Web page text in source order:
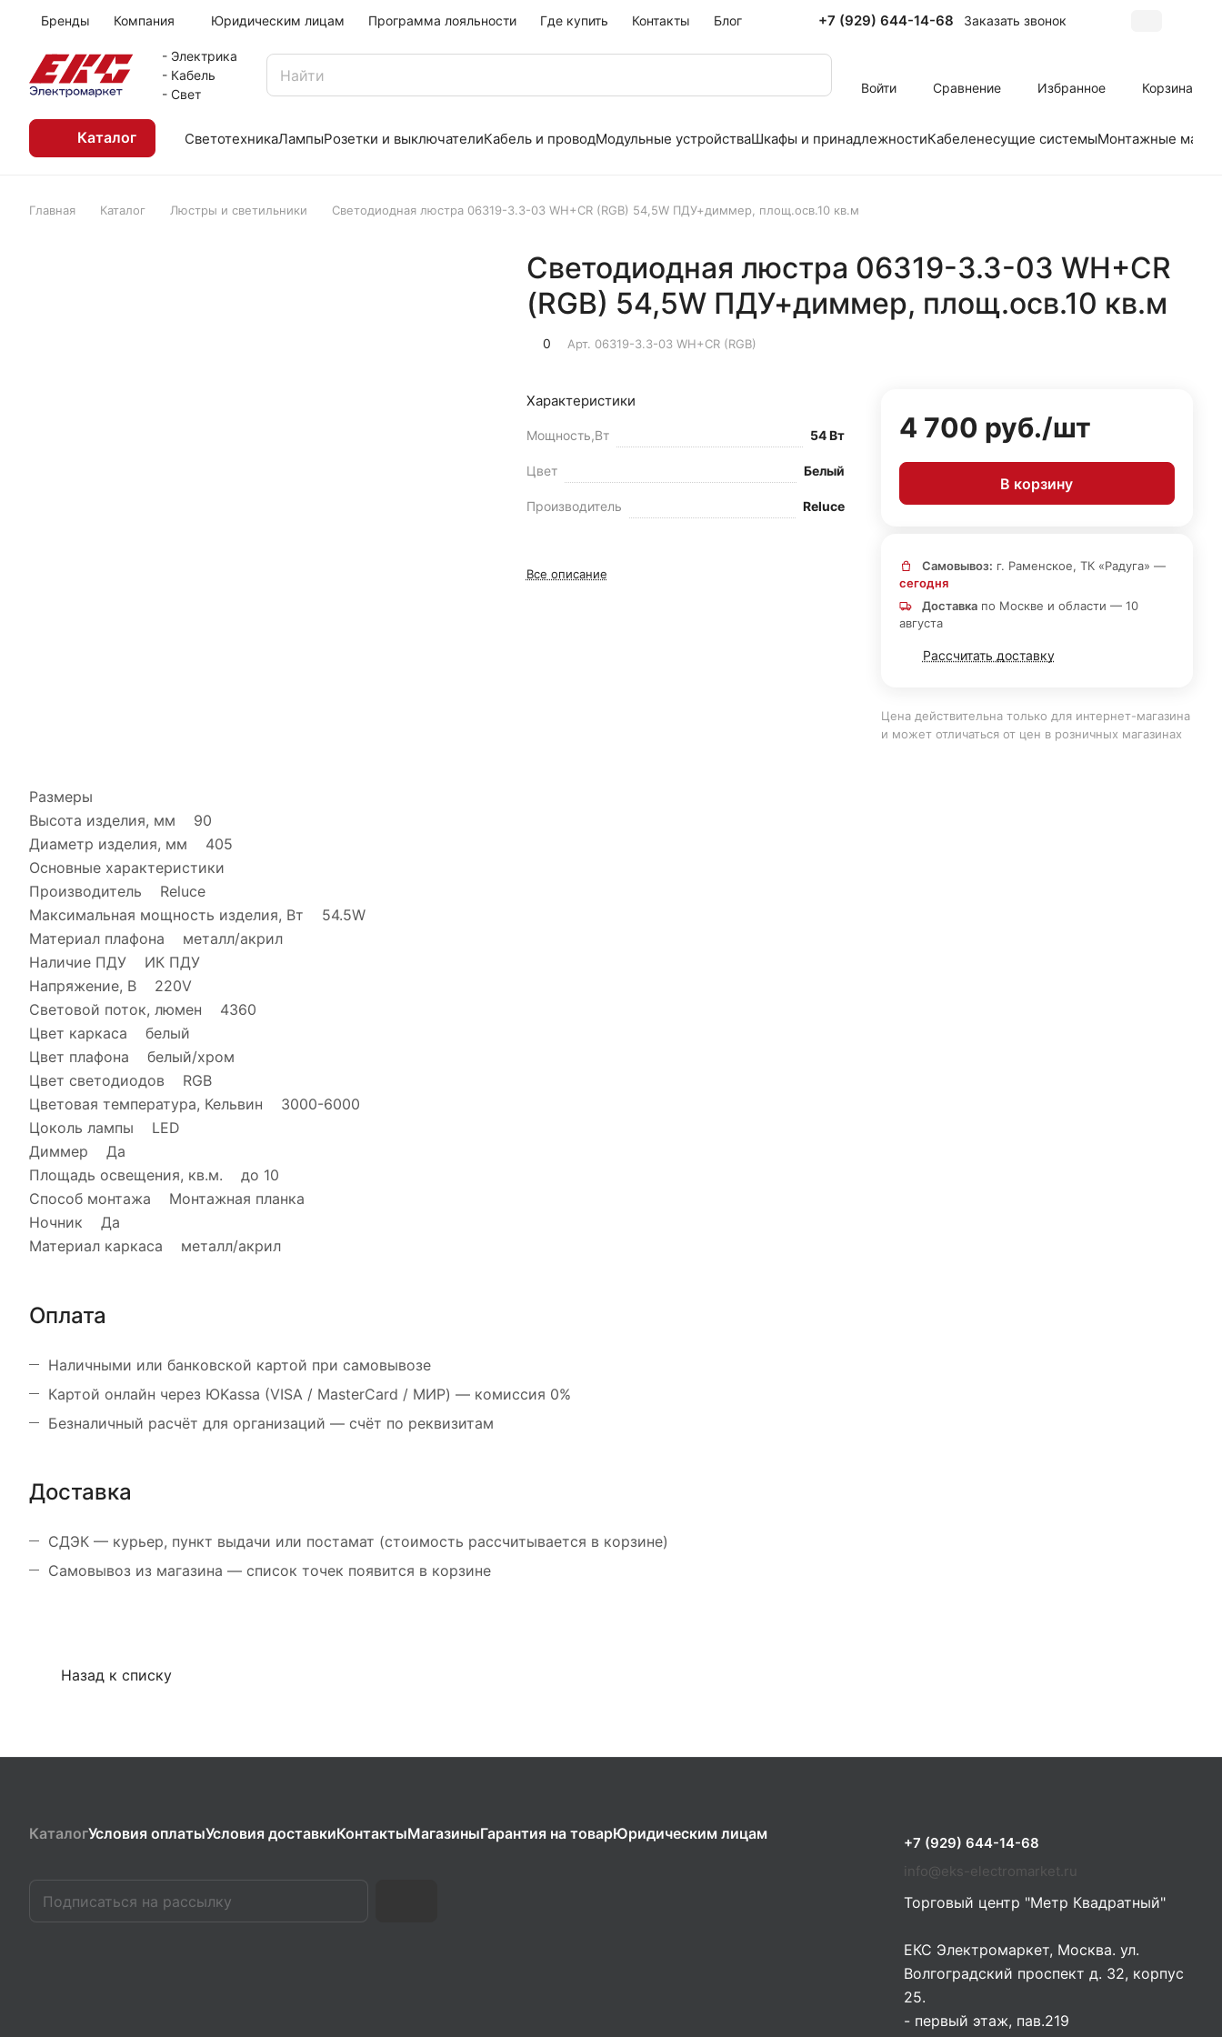
Бренды Компания Юридическим лицам Программа лояльности Где купить Контакты Блог +7 (929) 644-14-68 Заказать звонок
- Электрика
- Кабель
- Свет
Войти Сравнение Избранное Корзина
Каталог СветотехникаЛампыРозетки и выключателиКабель и проводМодульные устройстваШкафы и принадлежностиКабеленесущие системыМонтажные
Главная Каталог Люстры и светильники Светодиодная люстра 06319-3.3-03 WH+CR (RGB) 54,5W ПДУ+диммер, площ.осв.10 кв.м
Светодиодная люстра 06319-3.3-03 WH+CR
(RGB) 54,5W ПДУ+диммер, площ.осв.10 кв.м
0 Арт. 06319-3.3-03 WH+CR (RGB)
Характеристики
Мощность,Вт 54 Вт
Цвет Белый
Производитель Reluce
Все описание
4 700 руб./шт
В корзину
Самовывоз: г. Раменское, ТК «Радуга» —
сегодня
Доставкапо Москве и области — 10
августа
Рассчитать доставку
Цена действительна только для интернет-магазина
и может отличаться от цен в розничных магазинах
Размеры
Высота изделия, мм 90
Диаметр изделия, мм 405
Основные характеристики
Производитель Reluce
Максимальная мощность изделия, Вт 54.5W
Материал плафона металл/акрил
Наличие ПДУ ИК ПДУ
Напряжение, В 220V
Световой поток, люмен 4360
Цвет каркаса белый
Цвет плафона белый/хром
Цвет светодиодов RGB
Цветовая температура, Кельвин 3000-6000
Цоколь лампы LED
Диммер Да
Площадь освещения, кв.м. до 10
Способ монтажа Монтажная планка
Ночник Да
Материал каркаса металл/акрил
Оплата
Наличными или банковской картой при самовывозе
Картой онлайн через ЮKassa (VISA / MasterCard / МИР) — комиссия 0%
Безналичный расчёт для организаций — счёт по реквизитам
Доставка
СДЭК — курьер, пункт выдачи или постамат (стоимость рассчитывается в корзине)
Самовывоз из магазина — список точек появится в корзине
Назад к списку
КаталогУсловия оплатыУсловия доставкиКонтактыМагазиныГарантия на товарЮридическим лицам
+7 (929) 644-14-68
info@eks-electromarket.ru
Торговый центр "Метр Квадратный"
ЕКС Электромаркет, Москва. ул.
Волгоградский проспект д. 32, корпус
25.
- первый этаж, пав.219